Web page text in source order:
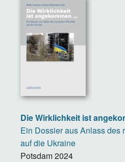
Die Wirklichkeit ist
Ein Dossier aus Anlass des
auf die Ukraine
Potsdam2024